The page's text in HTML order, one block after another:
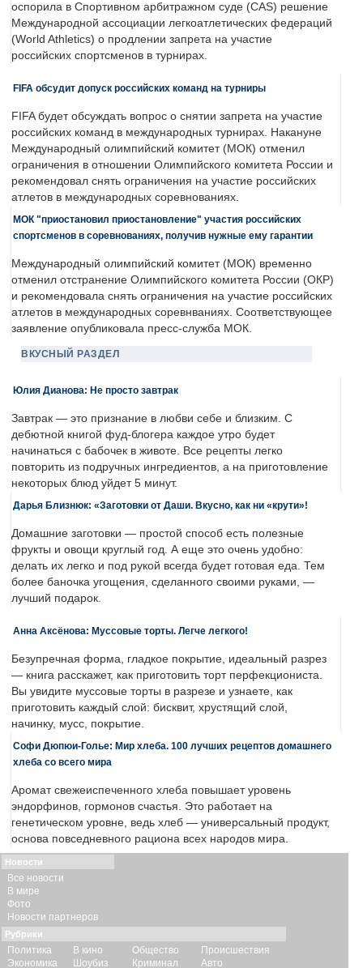
оспорила в Спортивном арбитражном суде (CAS) решение
Международной ассоциации легкоатлетических федераций
(World Athletics) о продлении запрета на участие
российских спортсменов в турнирах.
FIFA обсудит допуск российских команд на турниры
FIFA будет обсуждать вопрос о снятии запрета на участие
российских команд в международных турнирах. Накануне
Международный олимпийский комитет (МОК) отменил
ограничения в отношении Олимпийского комитета России и
рекомендовал снять ограничения на участие российских
атлетов в международных соревнованиях.
МОК "приостановил приостановление" участия российских
спортсменов в соревнованиях, получив нужные ему гарантии
Международный олимпийский комитет (МОК) временно
отменил отстранение Олимпийского комитета России (ОКР)
и рекомендовала снять ограничения на участие российских
атлетов в международных соревнваниях. Соответствующее
заявление опубликовала пресс-служба МОК.
ВКУСНЫЙ РАЗДЕЛ
Юлия Дианова: Не просто завтрак
Завтрак — это признание в любви себе и близким. С
дебютной книгой фуд-блогера каждое утро будет
начинаться с бабочек в животе. Все рецепты легко
повторить из подручных ингредиентов, а на приготовление
некоторых блюд уйдет 5 минут.
Дарья Близнюк: «Заготовки от Даши. Вкусно, как ни «крути»!
Домашние заготовки — простой способ есть полезные
фрукты и овощи круглый год. А еще это очень удобно:
делать их легко и под рукой всегда будет готовая еда. Тем
более баночка угощения, сделанного своими руками, —
лучший подарок.
Анна Аксёнова: Муссовые торты. Легче легкого!
Безупречная форма, гладкое покрытие, идеальный разрез
— книга расскажет, как приготовить торт перфекциониста.
Вы увидите муссовые торты в разрезе и узнаете, как
приготовить каждый слой: бисквит, хрустящий слой,
начинку, мусс, покрытие.
Софи Дюпюи-Голье: Мир хлеба. 100 лучших рецептов домашнего
хлеба со всего мира
Аромат свежеиспеченного хлеба повышает уровень
эндорфинов, гормонов счастья. Это работает на
генетическом уровне, ведь хлеб — универсальный продукт,
основа повседневного рациона всех народов мира.
Новости
Все новости
В мире
Фото
Новости партнеров
Рубрики
Политика
Экономика
В кино
Шоубиз
Общество
Криминал
Происшествия
Авто